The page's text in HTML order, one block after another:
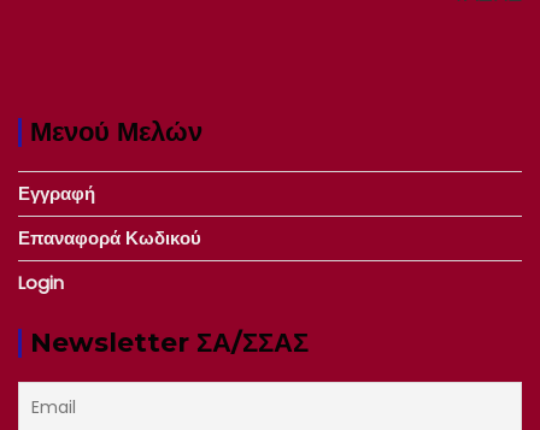
Μενού Μελών
Εγγραφή
Επαναφορά Κωδικού
Login
Newsletter ΣΑ/ΣΣΑΣ